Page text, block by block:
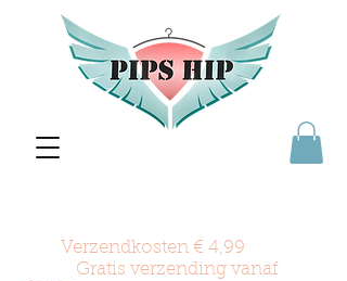
Verzendkosten € 4,99
Gratis verzending vanaf